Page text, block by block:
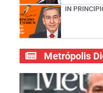
IN
Metrópolis